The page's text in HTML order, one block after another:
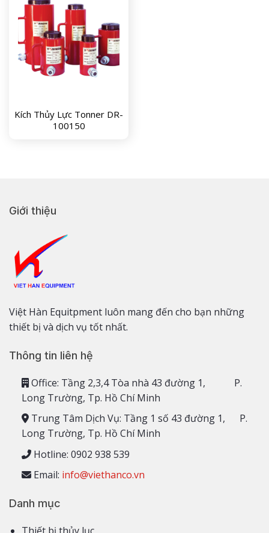
Kích Thủy Lực Tonner DR-
100150
Giới thiệu
Việt Hàn Equitpment luôn mang đến cho bạn những
thiết bị và dịch vụ tốt nhất.
Thông tin liên hệ
Office: Tầng 2,3,4 Tòa nhà 43 đường 1, P.
Long Trường, Tp. Hồ Chí Minh
Trung Tâm Dịch Vụ: Tầng 1 số 43 đường 1, P.
Long Trường, Tp. Hồ Chí Minh
Hotline: 0902 938 539
Email: info@viethanco.vn
Danh mục